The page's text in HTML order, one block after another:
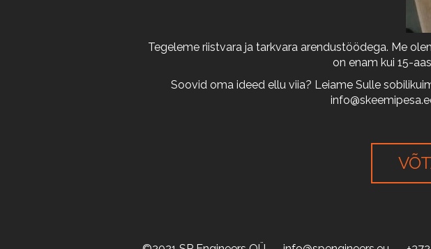
Tegeleme riistvara ja tarkvara arendustöödega. Me
on enam kui 15-
Soovid oma ideed ellu viia? Leiame Sulle